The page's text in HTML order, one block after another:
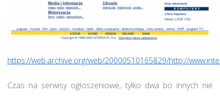
https://web.archive.org/web/20000510165829/http://
Czas na serwisy ogłoszeniowe, tylko dwa bo innych nie